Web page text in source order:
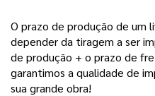
O prazo de produção de um
depender da tiragem a ser
de produção + o prazo de
garantimos a qualidade de
sua grande obra!